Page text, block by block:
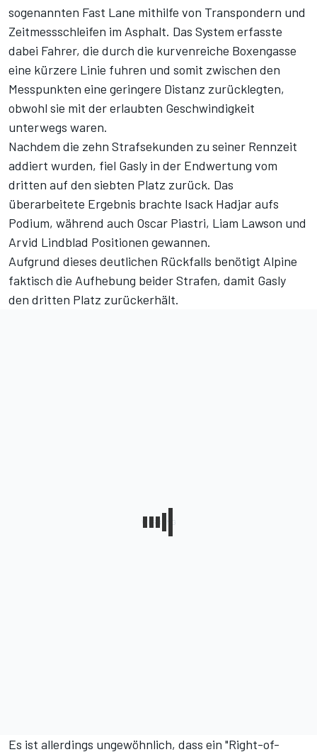
sogenannten Fast Lane mithilfe von Transpondern und
Zeitmessschleifen im Asphalt. Das System erfasste
dabei Fahrer, die durch die kurvenreiche Boxengasse
eine kürzere Linie fuhren und somit zwischen den
Messpunkten eine geringere Distanz zurücklegten,
obwohl sie mit der erlaubten Geschwindigkeit
unterwegs waren.
Nachdem die zehn Strafsekunden zu seiner Rennzeit
addiert wurden, fiel Gasly in der Endwertung vom
dritten auf den siebten Platz zurück. Das
überarbeitete Ergebnis brachte Isack Hadjar aufs
Podium, während auch Oscar Piastri, Liam Lawson und
Arvid Lindblad Positionen gewannen.
Aufgrund dieses deutlichen Rückfalls benötigt Alpine
faktisch die Aufhebung beider Strafen, damit Gasly
den dritten Platz zurückerhält.
Es ist allerdings ungewöhnlich, dass ein "Right-of-